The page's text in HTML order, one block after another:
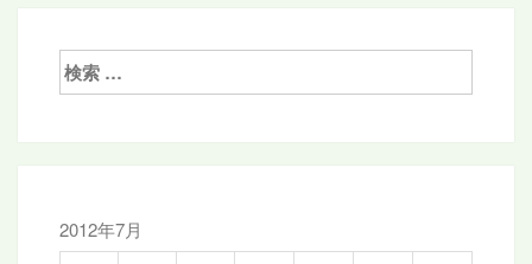
検
索:
2012年7月